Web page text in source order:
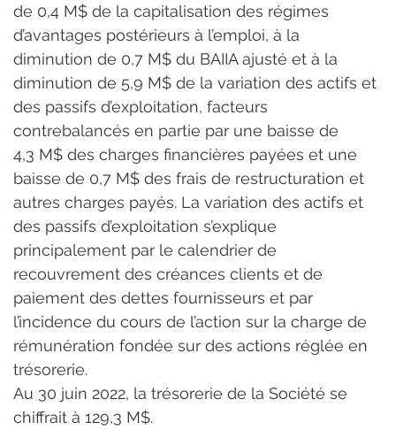
de 0,4 M$ de la capitalisation des régimes
d’avantages postérieurs à l’emploi, à la
diminution de 0,7 M$ du BAIIA ajusté et à la
diminution de 5,9 M$ de la variation des actifs et
des passifs d’exploitation, facteurs
contrebalancés en partie par une baisse de
4,3 M$ des charges financières payées et une
baisse de 0,7 M$ des frais de restructuration et
autres charges payés. La variation des actifs et
des passifs d’exploitation s’explique
principalement par le calendrier de
recouvrement des créances clients et de
paiement des dettes fournisseurs et par
l’incidence du cours de l’action sur la charge de
rémunération fondée sur des actions réglée en
trésorerie.
Au 30 juin 2022, la trésorerie de la Société se
chiffrait à 129,3 M$.